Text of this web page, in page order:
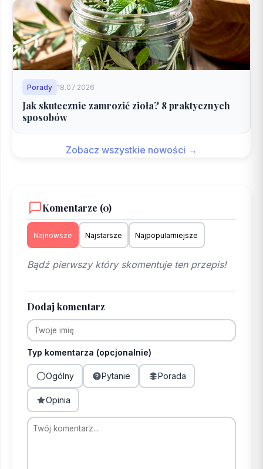
Porady 18.07.2026
Jak skutecznie zamrozić zioła? 8 praktycznych
sposobów
Zobacz wszystkie nowości →
Komentarze (0)
Najnowsze Najstarsze Najpopularniejsze
Bądź pierwszy który skomentuje ten przepis!
Dodaj komentarz
Typ komentarza (opcjonalnie)
Ogólny Pytanie Porada
Opinia